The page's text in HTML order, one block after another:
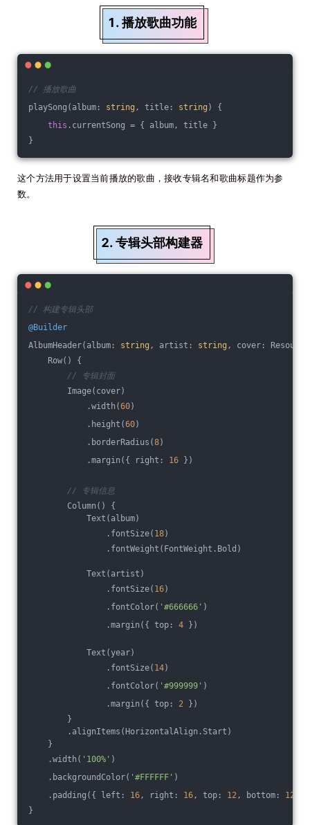
1. 播放歌曲功能
// 播放歌曲
playSong(album: string , title: string ) {
this .currentSong = { album, title }
}
这个方法用于设置当前播放的歌曲，接收专辑名和歌曲标题作为参
数。
2. 专辑头部构建器
// 构建专辑头部
@Builder
AlbumHeader(album: string , artist: string , cover:
Row() {
// 专辑封面
Image(cover)
.width(60)
.height(60)
.borderRadius(8)
.margin({ right: 16 })
// 专辑信息
Column() {
Text(album)
.fontSize( 18)
.fontWeight(FontWeight.Bold)
Text(artist)
.fontSize( 16)
.fontColor( '#666666' )
.margin({ top: 4 })
Text(year)
.fontSize( 14)
.fontColor( '#999999' )
.margin({ top: 2 })
}
.alignItems(HorizontalAlign.Start)
}
.width( '100%' )
.backgroundColor( '#FFFFFF' )
.padding({ left: 16, right: 16, top: 12, bottom: 12
}